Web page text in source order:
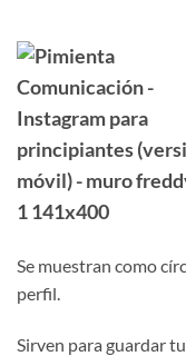
Se muestran como
perfil.
Sirven para guardar